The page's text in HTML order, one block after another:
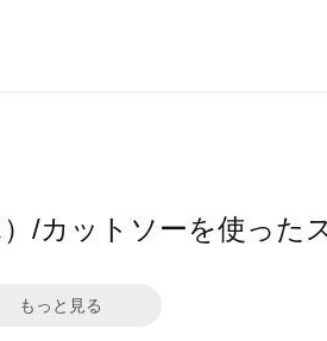
/カットソーを使った
もっと見る